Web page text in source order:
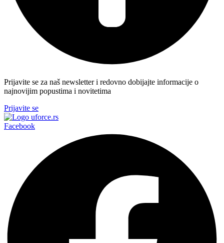
Prijavite se za naš newsletter i redovno dobijajte informacije o
najnovijim popustima i novitetima
Prijavite se
Facebook